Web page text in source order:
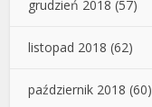
grudzień 2018 (57)
listopad 2018 (62)
październik 2018 (60)